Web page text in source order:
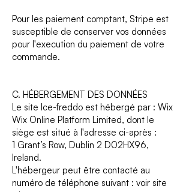
Pour les paiement comptant, Stripe est
susceptible de conserver vos données
pour l'execution du paiement de votre
commande.
C. HÉBERGEMENT DES DONNÉES
Le site Ice-freddo est hébergé par : Wix
Wix Online Platform Limited, dont le
siège est situé à l'adresse ci-après :
1 Grant’s Row, Dublin 2 D02HX96,
Ireland.
L'hébergeur peut être contacté au
numéro de téléphone suivant : voir site